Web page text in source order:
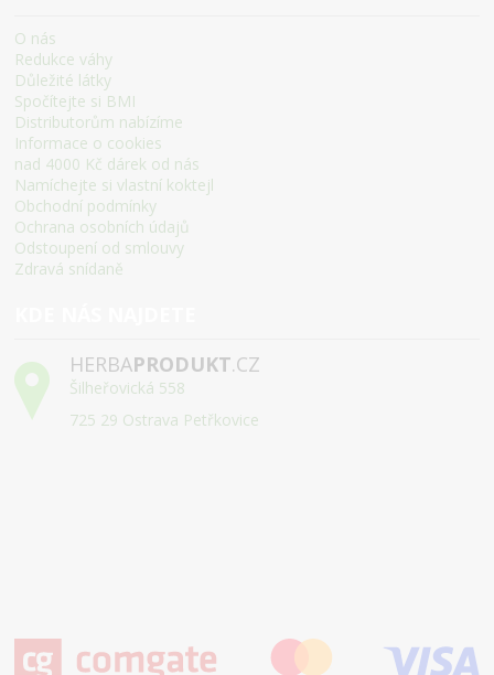
O nás
Redukce váhy
Důležité látky
Spočítejte si BMI
Distributorům nabízíme
Informace o cookies
nad 4000 Kč dárek od nás
Namíchejte si vlastní koktejl
Obchodní podmínky
Ochrana osobních údajů
Odstoupení od smlouvy
Zdravá snídaně
HERBAPRODUKT.CZ
Šilheřovická 558
725 29 Ostrava Petřkovice